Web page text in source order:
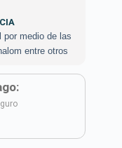
por medio de las
entre otros